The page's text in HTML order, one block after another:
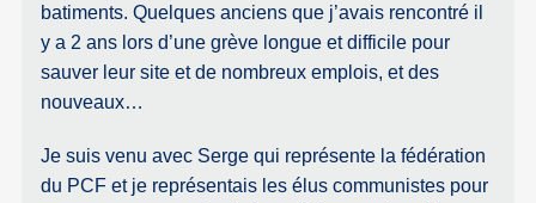
batiments. Quelques anciens que j’avais rencontré il
y a 2 ans lors d’une grève longue et difficile pour
sauver leur site et de nombreux emplois, et des
nouveaux…
Je suis venu avec Serge qui représente la fédération
du PCF et je représentais les élus communistes pour